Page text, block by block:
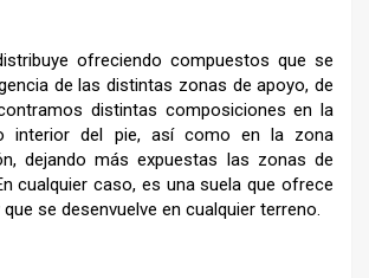
ofreciendo compuestos que se
de las distintas zonas de apoyo, de
distintas composiciones en la
interior del pie, así como en la zona
dejando más expuestas las zonas de
cualquier caso, es una suela que ofrece
se desenvuelve en cualquier terreno.